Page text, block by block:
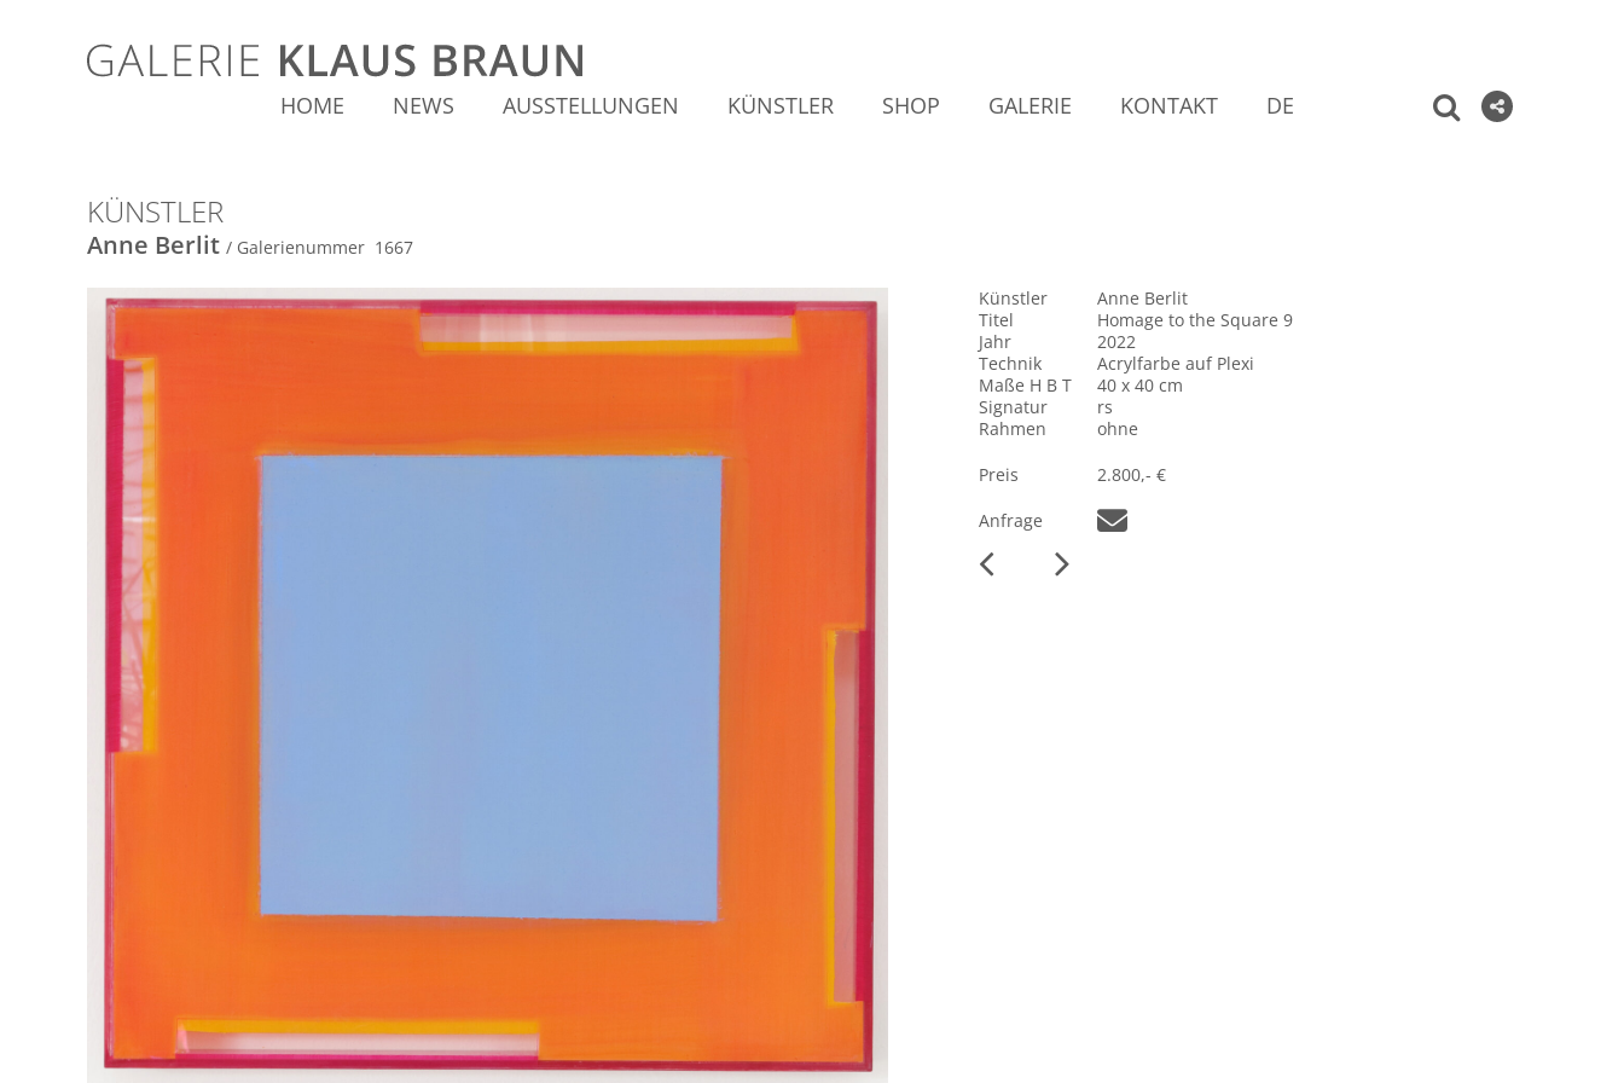
HOME NEWS AUSSTELLUNGEN KÜNSTLER SHOP GALERIE KONTAKT DE
KÜNSTLER
Anne Berlit / Galerienummer 1667
Künstler
Anne Berlit
Titel
Homage to the Square 9
Jahr
2022
Technik
Acrylfarbe auf Plexi
Maße H B T
40 x 40 cm
Signatur
rs
Rahmen
ohne
Preis
2.800,- €
Anfrage